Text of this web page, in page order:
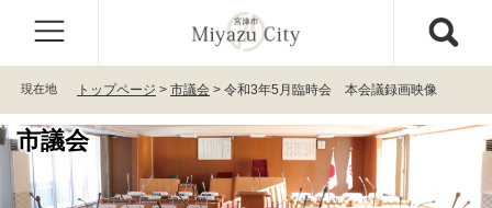
頭
で
す
。
飛
ば
し
て
現在地 トップページ > 市議会 > 令和3年5月臨時会 本会議録画映像
市議会